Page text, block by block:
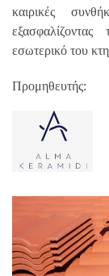
καιρικές
εσωτερικό του
Προμηθευτής: